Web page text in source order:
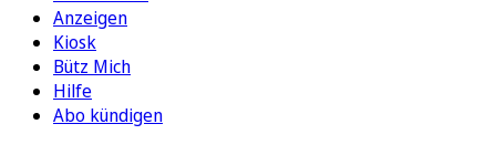
Anzeigen
Kiosk
Bütz Mich
Hilfe
Abo kündigen